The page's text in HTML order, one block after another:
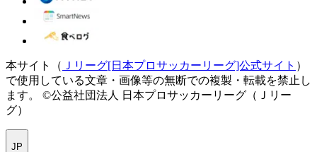
本サイト（ Ｊリーグ[日本プロサッカーリーグ]公式サイト ）
で使用している文章・画像等の無断での複製・転載を禁止し
ます。
©公益社団法人 日本プロサッカーリーグ（Ｊリー
グ）
JP